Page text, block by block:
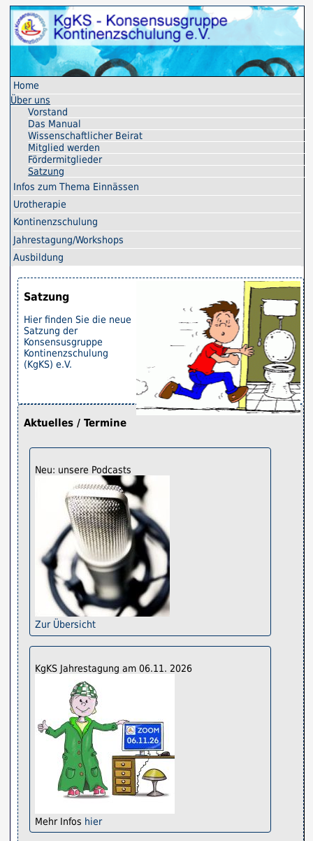
Home
Über uns
Vorstand
Das Manual
Wissenschaftlicher Beirat
Mitglied werden
Fördermitglieder
Satzung
Infos zum Thema Einnässen
Uro­therapie
Kontinenz­schulung
Jahres­tagung/Workshops
Ausbildung
Satzung
Hier finden Sie die neue
Satzung der
Konsensusgruppe
Kontinenzschulung
(KgKS) e.V.
Aktuelles / Termine